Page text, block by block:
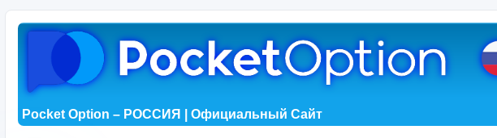
Pocket Option – РОССИЯ | Официальный Сайт